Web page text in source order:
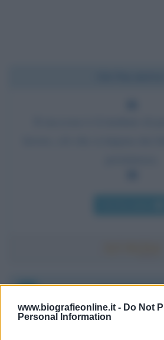
www.biografieonline.it - Do Not
Personal Information
Accadde
8 agosto